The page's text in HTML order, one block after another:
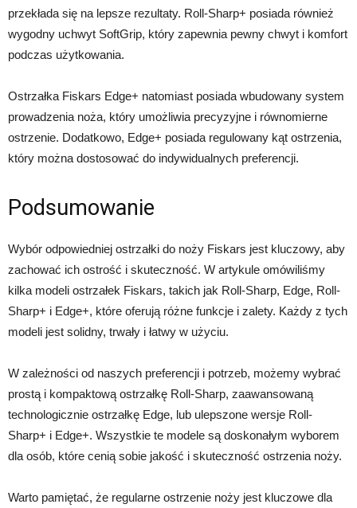
przekłada się na lepsze rezultaty. Roll-Sharp+ posiada również
wygodny uchwyt SoftGrip, który zapewnia pewny chwyt i komfort
podczas użytkowania.
Ostrzałka Fiskars Edge+ natomiast posiada wbudowany system
prowadzenia noża, który umożliwia precyzyjne i równomierne
ostrzenie. Dodatkowo, Edge+ posiada regulowany kąt ostrzenia,
który można dostosować do indywidualnych preferencji.
Podsumowanie
Wybór odpowiedniej ostrzałki do noży Fiskars jest kluczowy, aby
zachować ich ostrość i skuteczność. W artykule omówiliśmy
kilka modeli ostrzałek Fiskars, takich jak Roll-Sharp, Edge, Roll-
Sharp+ i Edge+, które oferują różne funkcje i zalety. Każdy z tych
modeli jest solidny, trwały i łatwy w użyciu.
W zależności od naszych preferencji i potrzeb, możemy wybrać
prostą i kompaktową ostrzałkę Roll-Sharp, zaawansowaną
technologicznie ostrzałkę Edge, lub ulepszone wersje Roll-
Sharp+ i Edge+. Wszystkie te modele są doskonałym wyborem
dla osób, które cenią sobie jakość i skuteczność ostrzenia noży.
Warto pamiętać, że regularne ostrzenie noży jest kluczowe dla